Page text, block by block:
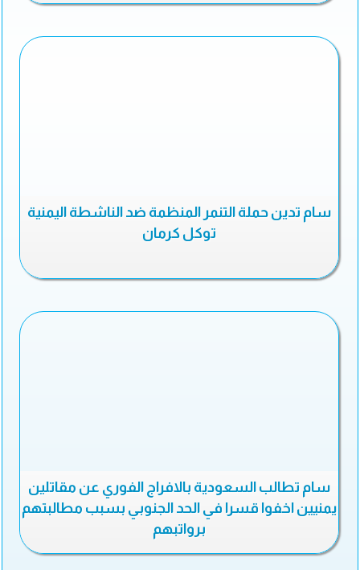
سام تدين حملة التنمر المنظمة ضد الناشطة اليمنية
توكل كرمان
سام تطالب السعودية بالافراج الفوري عن مقاتلين
يمنيين اخفوا قسرا في الحد الجنوبي بسبب مطالبتهم
برواتبهم